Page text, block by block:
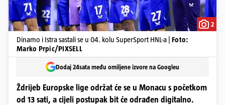
2
Dinamo i Istra sastali se u 04. kolu SuperSport HNL-a | Foto:
Marko Prpic/PIXSELL
Dodaj 24sata među omiljene izvore na Googleu
Ždrijeb Europske lige održat će se u Monacu s početkom
od 13 sati, a cijeli postupak bit će odrađen digitalno.